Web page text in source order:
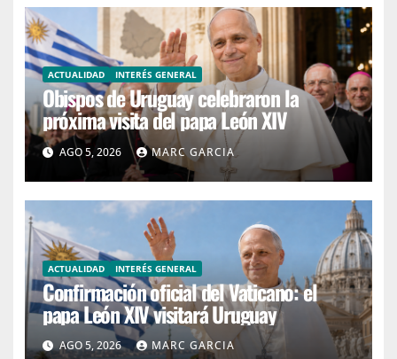
ACTUALIDAD INTERÉS GENERAL
Obispos de Uruguay celebraron la
próxima visita del papa León XIV
AGO 5, 2026 MARC GARCIA
ACTUALIDAD INTERÉS GENERAL
Confirmación oficial del Vaticano: el
papa León XIV visitará Uruguay
AGO 5, 2026 MARC GARCIA